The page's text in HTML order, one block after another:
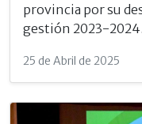
provincia por su
gestión 2023-2024.
25 de Abril de 2025